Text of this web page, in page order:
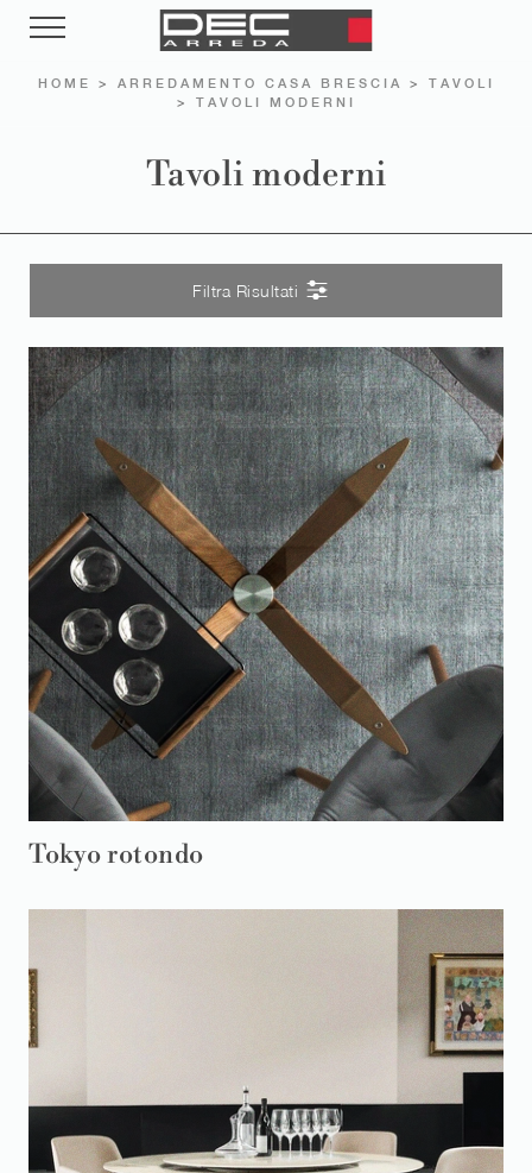
HOME > ARREDAMENTO CASA BRESCIA > TAVOLI
> TAVOLI MODERNI
Tavoli moderni
Filtra Risultati
Tokyo rotondo